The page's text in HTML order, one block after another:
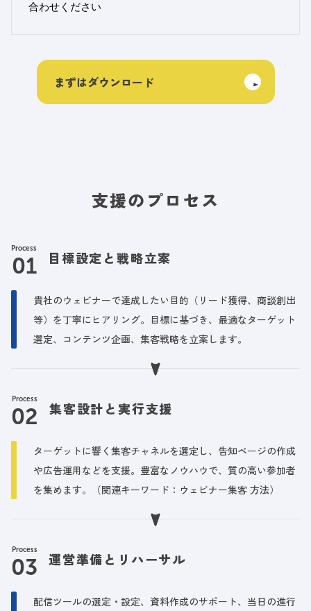
合わせください
まずはダウンロード
支援のプロセス
Process
目標設定と戦略立案
貴社のウェビナーで達成したい目的（リード獲得、商談創出
等）を丁寧にヒアリング。目標に基づき、最適なターゲット
選定、コンテンツ企画、集客戦略を立案します。
Process
集客設計と実行支援
ターゲットに響く集客チャネルを選定し、告知ページの作成
や広告運用などを支援。豊富なノウハウで、質の高い参加者
を集めます。（関連キーワード：ウェビナー集客 方法）
Process
運営準備とリハーサル
配信ツールの選定・設定、資料作成のサポート、当日の進行